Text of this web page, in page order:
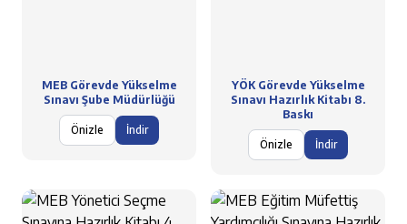
MEB Görevde Yükselme
Sınavı Şube Müdürlüğü
Önizle İndir
YÖK Görevde Yükselme
Sınavı Hazırlık Kitabı 8.
Baskı
Önizle İndir